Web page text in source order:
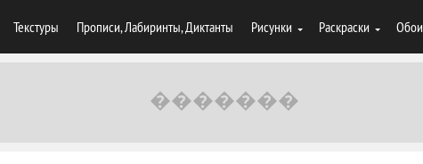
Текстуры Прописи, Лабиринты, Диктанты Рисунки Раскраски Обои